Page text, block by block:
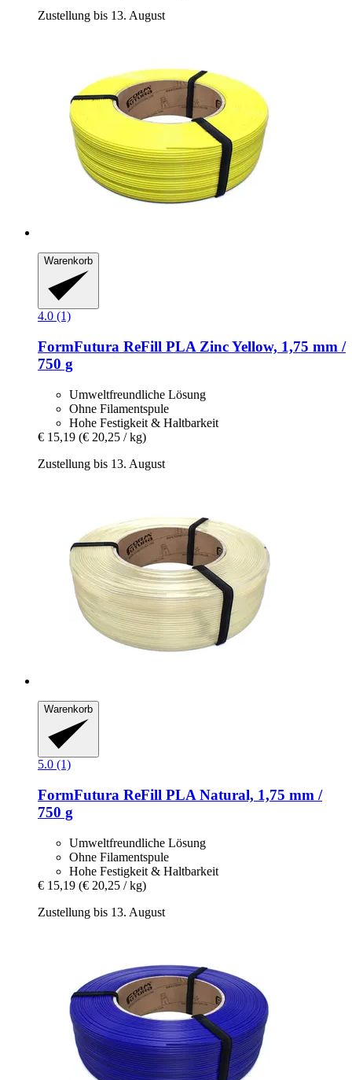
Zustellung bis 13. August
Warenkorb
4.0 (1)
FormFutura ReFill PLA Zinc Yellow, 1,75 mm /
750 g
Umweltfreundliche Lösung
Ohne Filamentspule
Hohe Festigkeit & Haltbarkeit
€ 15,19 (€ 20,25 / kg)
Zustellung bis 13. August
Warenkorb
5.0 (1)
FormFutura ReFill PLA Natural, 1,75 mm /
750 g
Umweltfreundliche Lösung
Ohne Filamentspule
Hohe Festigkeit & Haltbarkeit
€ 15,19 (€ 20,25 / kg)
Zustellung bis 13. August